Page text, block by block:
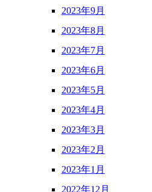
2023年9月
2023年8月
2023年7月
2023年6月
2023年5月
2023年4月
2023年3月
2023年2月
2023年1月
2022年12月